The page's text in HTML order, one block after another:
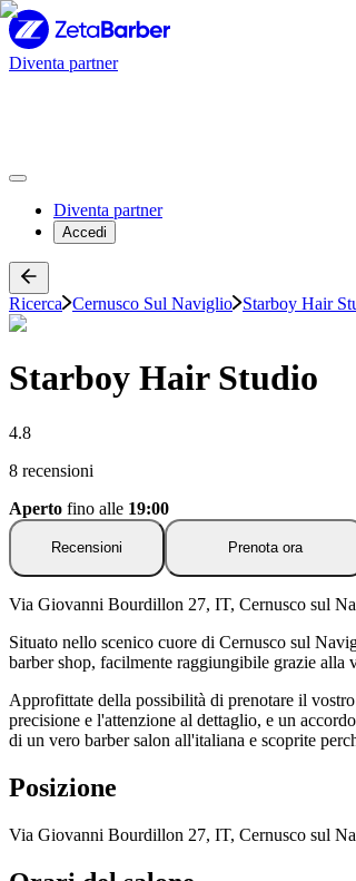
Diventa partner
Diventa partner
Accedi
Ricerca Cernusco Sul Naviglio Starboy Hair
Starboy Hair Studio
4.8
8 recensioni
Aperto fino alle 19:00
Recensioni Prenota ora
Via Giovanni Bourdillon 27, IT, Cernusco sul
Situato nello scenico cuore di Cernusco sul
barber shop, facilmente raggiungibile grazie
Approfittate della possibilità di prenotare il
precisione e l'attenzione al dettaglio, e un
di un vero barber salon all'italiana e scoprite
Posizione
Via Giovanni Bourdillon 27, IT, Cernusco sul